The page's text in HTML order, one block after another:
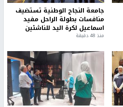
جامعة النجاح الوطنية تستضيف
منافسات بطولة الراحل مفيد
اسماعيل لكرة اليد للناشئين
منذ 48 دقيقة